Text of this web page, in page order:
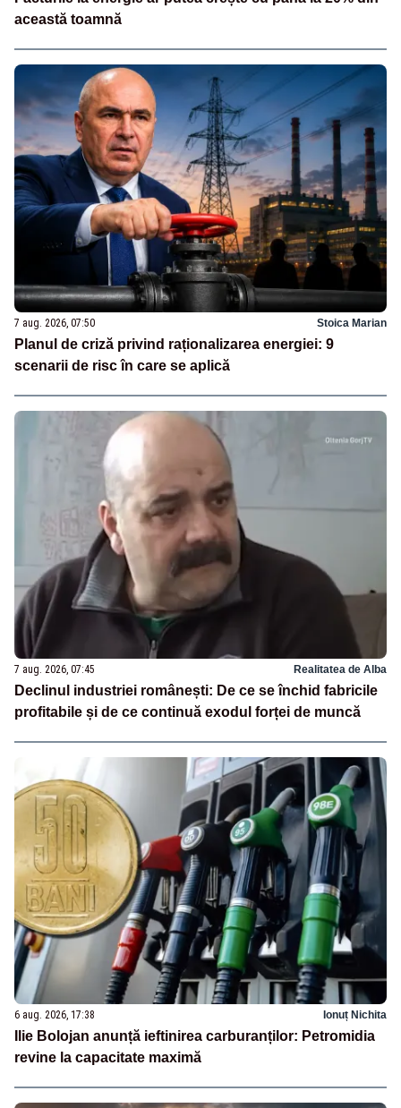
această toamnă
7 aug. 2026, 07:50 Stoica Marian
Planul de criză privind raționalizarea energiei: 9
scenarii de risc în care se aplică
7 aug. 2026, 07:45 Realitatea de Alba
Declinul industriei românești: De ce se închid fabricile
profitabile și de ce continuă exodul forței de muncă
6 aug. 2026, 17:38 Ionuț Nichita
Ilie Bolojan anunță ieftinirea carburanților: Petromidia
revine la capacitate maximă